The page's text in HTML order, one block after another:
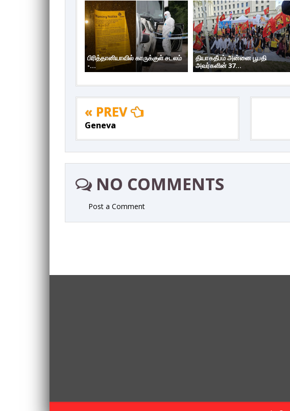
பிரித்தானியாவில் காருக்குள் சடலம்
-...
தியாகதீபம் அன்னை பூபதி
அவர்களின் 37...
« PREV
Geneva
NO COMMENTS
Post a Comment